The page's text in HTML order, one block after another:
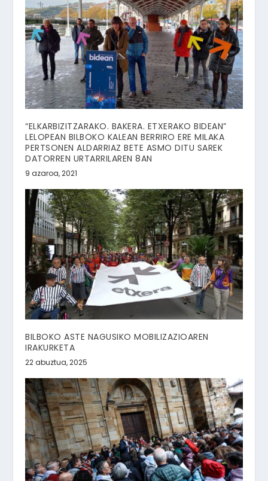
“ELKARBIZITZARAKO. BAKERA. ETXERAKO BIDEAN”
LELOPEAN BILBOKO KALEAN BERRIRO ERE MILAKA
PERTSONEN ALDARRIAZ BETE ASMO DITU SAREK
DATORREN URTARRILAREN 8AN
9 azaroa, 2021
BILBOKO ASTE NAGUSIKO MOBILIZAZIOAREN
IRAKURKETA
22 abuztua, 2025